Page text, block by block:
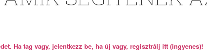
Ha tag vagy, jelentkezz be, ha új vagy, regisztrálj itt (ingyenes)!